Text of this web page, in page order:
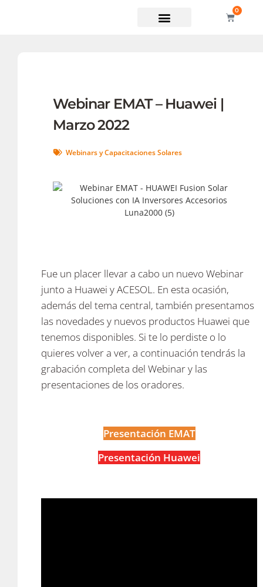
0
Webinar EMAT – Huawei |
Marzo 2022
Webinars y Capacitaciones Solares
Fue un placer llevar a cabo un nuevo Webinar
junto a Huawei y ACESOL. En esta ocasión,
además del tema central, también presentamos
las novedades y nuevos productos Huawei que
tenemos disponibles. Si te lo perdiste o lo
quieres volver a ver, a continuación tendrás la
grabación completa del Webinar y las
presentaciones de los oradores.
Presentación EMAT
Presentación Huawei